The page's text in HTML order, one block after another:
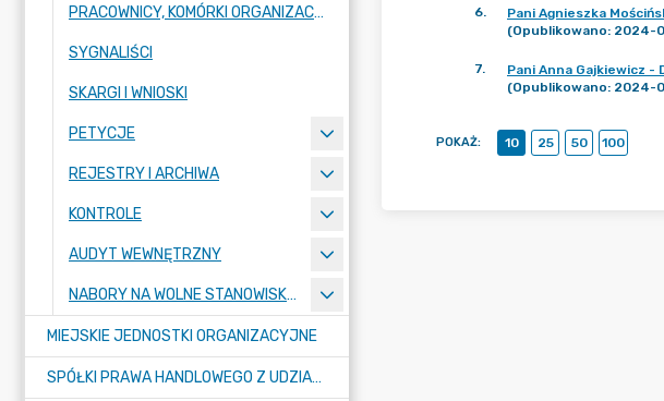
PRACOWNICY, KOMÓRKI ORGANIZACYJNE URZĘDU
SYGNALIŚCI
SKARGI I WNIOSKI
PETYCJE
REJESTRY I ARCHIWA
KONTROLE
AUDYT WEWNĘTRZNY
NABORY NA WOLNE STANOWISKA PRACY
MIEJSKIE JEDNOSTKI ORGANIZACYJNE
SPÓŁKI PRAWA HANDLOWEGO Z UDZIAŁEM GMINY
6.
Pani Agnieszka
(Opublikowano: 2024-
7.
Pani Anna Gajkiewicz
(Opublikowano: 2024-
POKAŻ: 10 25 50 100